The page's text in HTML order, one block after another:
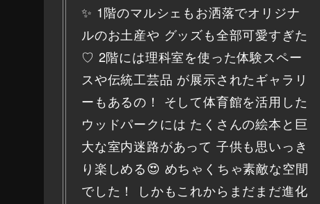
✨ 1階のマルシェもお洒落でオリジナ
ルのお土産や グッズも全部可愛すぎた
♡ 2階には理科室を使った体験スペー
スや伝統工芸品 が展示されたギャラリ
ーもあるの！ そして体育館を活用した
ウッドパークには たくさんの絵本と巨
大な室内迷路があって 子供も思いっき
り楽しめる😍 めちゃくちゃ素敵な空間
でした！ しかもこれからまだまだ進化